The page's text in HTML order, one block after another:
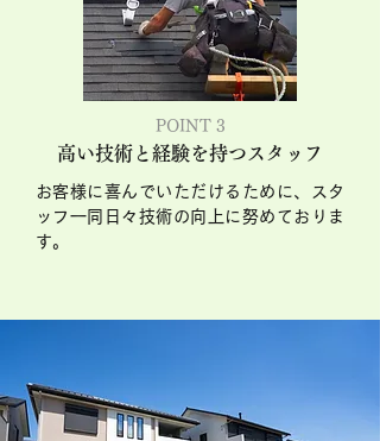
POINT 3
高い技術と経験を持つスタッフ
お客様に喜んでいただけるために、スタ
ッフ一同日々技術の向上に努めておりま
す。